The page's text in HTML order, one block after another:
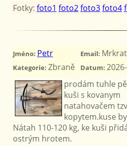
Fotky: foto1 foto2foto3foto4
Jméno: Petr Email:
Kategorie: Zbraně Datum:
prodám tuhle
kuši s kovanym
natahovačem
kopytem.kuse
Nátah 110-120 kg, ke kuši
ostrým hrotem.